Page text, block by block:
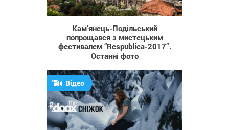
280
Кам’янець-Подільський
попрощався з мистецьким
фестивалем “Respublica-2017”.
Останні фото
Відео